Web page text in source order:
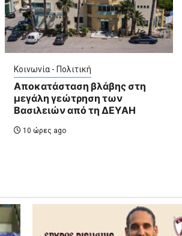
Κοινωνία - Πολιτική
Αποκατάσταση βλάβης στη
μεγάλη γεώτρηση των
Βασιλειών από τη ΔΕΥΑΗ
10 ώρες ago